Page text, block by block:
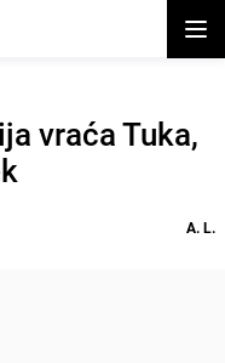
vraća Tuka,
A. L.